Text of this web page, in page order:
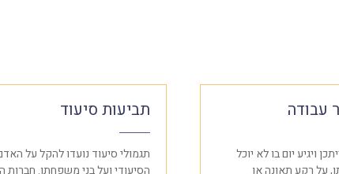
עבודה
ויגיע יום בו לא יוכל
על רקע תאונה או
תביעות סיעוד
תגמולי סיעוד נועדו להקל על
הסיעודי ועל בני משפחתו. חברות